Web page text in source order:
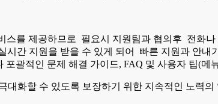
스를 제공하므로 필요시 지원팀과 협의후 전화
시간 지원을 받을 수 있게 되어 빠른 지원과 안내
괄적인 문제 해결 가이드, FAQ 및 사용자 팁(메
화할 수 있도록 보장하기 위한 지속적인 노력의